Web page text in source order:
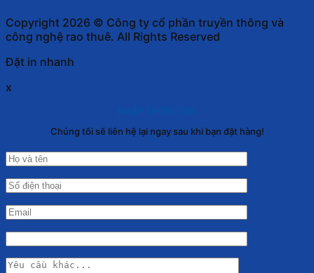
Copyright 2026 © Công ty cổ phần truyền thông và
công nghệ rao thuê. All Rights Reserved
Đặt in nhanh
x
Chúng tôi sẽ liên hệ lại ngay sau khi bạn đặt hàng!